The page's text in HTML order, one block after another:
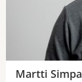
Martti